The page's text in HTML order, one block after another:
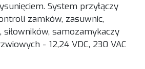
System przyłączy
zamków, zasuwnic,
samozamykaczy
- 12,24 VDC, 230 VAC